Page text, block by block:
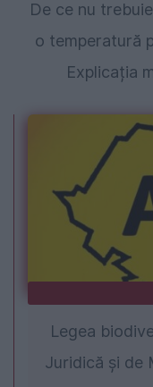
De ce nu
o temperatură
Explicația
Legea
Juridică și de